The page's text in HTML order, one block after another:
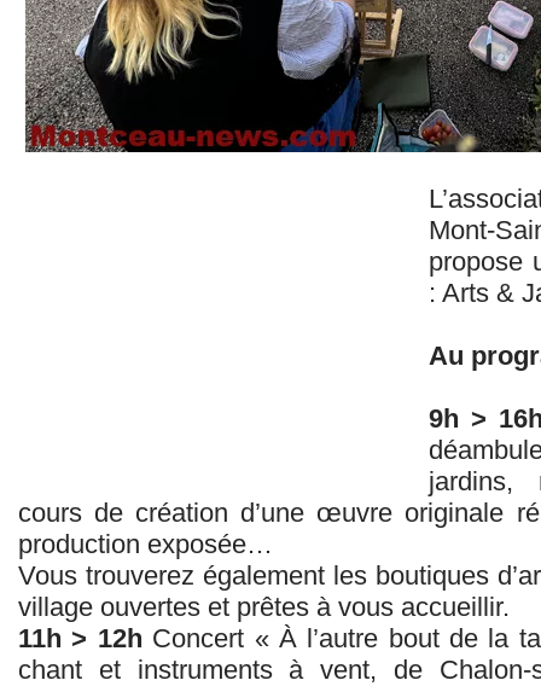
Mont-
propose
: Arts &
Au
9h >
jardins,
cours de création d’une œuvre originale
production exposée…
Vous trouverez également les boutiques
village ouvertes et prêtes à vous accueillir.
11h > 12h Concert « À l’autre bout de la
chant et instruments à vent, de